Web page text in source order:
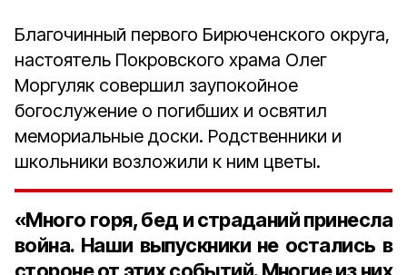
Благочинный первого Бирюченского округа,
настоятель Покровского храма Олег
Моргуляк совершил заупокойное
богослужение о погибших и освятил
мемориальные доски. Родственники и
школьники возложили к ним цветы.
«Много горя, бед и страданий принесла
война. Наши выпускники не остались в